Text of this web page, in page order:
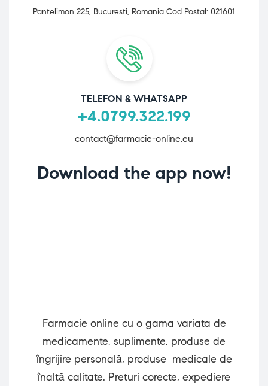
Pantelimon 225, Bucuresti, Romania Cod Postal: 021601
TELEFON & WHATSAPP
+4.0799.322.199
contact@farmacie-online.eu
Download the app now!
Farmacie online cu o gama variata de
medicamente, suplimente, produse de
îngrijire personală, produse medicale de
înaltă calitate. Preturi corecte, expediere